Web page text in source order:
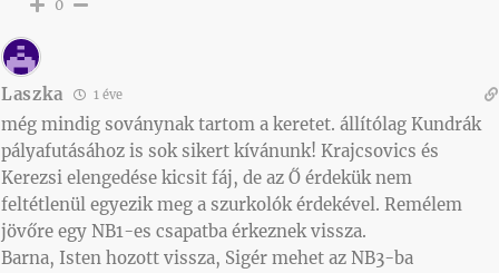
0
Laszka 1 éve
még mindig soványnak tartom a keretet. állítólag Kundrák
pályafutásához is sok sikert kívánunk! Krajcsovics és
Kerezsi elengedése kicsit fáj, de az Ő érdekük nem
feltétlenül egyezik meg a szurkolók érdekével. Remélem
jövőre egy NB1-es csapatba érkeznek vissza.
Barna, Isten hozott vissza, Sigér mehet az NB3-ba